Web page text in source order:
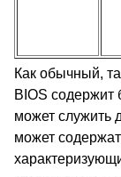
Как обычный,
BIOS содержит
может служить
может